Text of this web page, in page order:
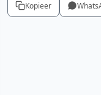
Kopieer